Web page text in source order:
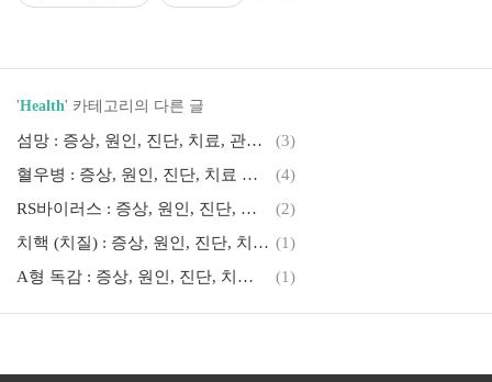
'Health' 카테고리의 다른 글
섬망 : 증상, 원인, 진단, 치료, 관리 방법 및 예방법
(3)
혈우병 : 증상, 원인, 진단, 치료 그리고 예방법
(4)
RS바이러스 : 증상, 원인, 진단, 치료 그리고 예방법
(2)
치핵 (치질) : 증상, 원인, 진단, 치료, 관리 방법 그리고 예방법 (1)
A형 독감 : 증상, 원인, 진단, 치료 및 예방법
(1)